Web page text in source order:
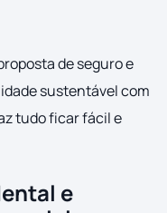
de seguro e
sustentável com
tudo ficar fácil e
e